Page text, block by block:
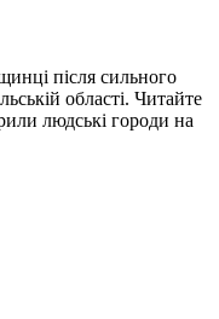
після сильного
області. Читайте
людські городи на